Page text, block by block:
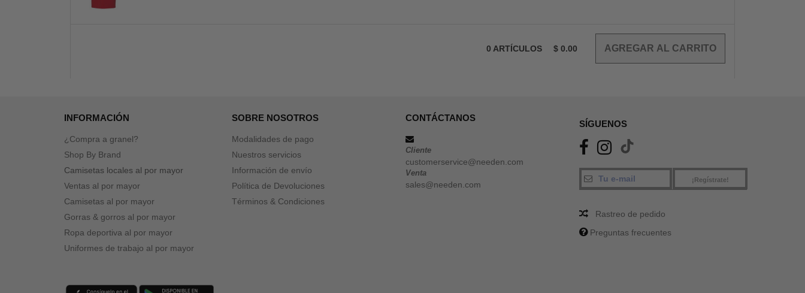
0 ARTÍCULOS $ 0.00
INFORMACIÓN
¿Compra a granel?
Shop By Brand
Camisetas locales al por mayor
Ventas al por mayor
Camisetas al por mayor
Gorras & gorros al por mayor
Ropa deportiva al por mayor
Uniformes de trabajo al por mayor
SOBRE NOSOTROS
Modalidades de pago
Nuestros servicios
Información de envío
Política de Devoluciones
Términos & Condiciones
CONTÁCTANOS
Cliente
customerservice@needen.com
Venta
sales@needen.com
SÍGUENOS
¡Regístrate!
Rastreo de pedido
Preguntas frecuentes